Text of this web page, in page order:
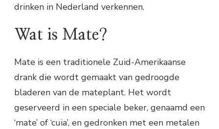
drinken in Nederland verkennen.
Wat is Mate?
Mate is een traditionele Zuid-Amerikaanse
drank die wordt gemaakt van gedroogde
bladeren van de mateplant. Het wordt
geserveerd in een speciale beker, genaamd een
‘mate’ of ‘cuia’, en gedronken met een metalen